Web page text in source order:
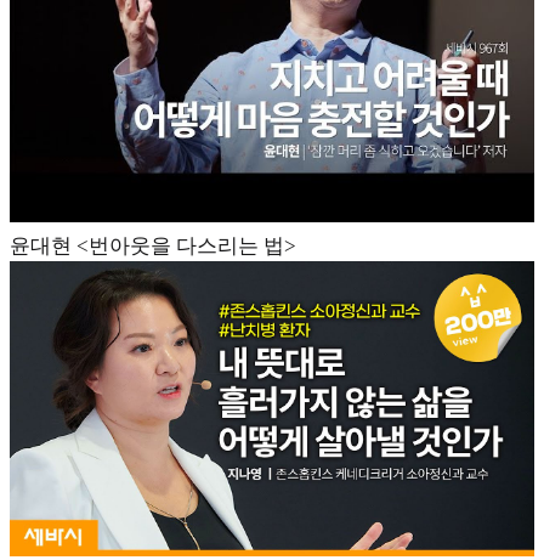
윤대현 <번아웃을 다스리는 법>